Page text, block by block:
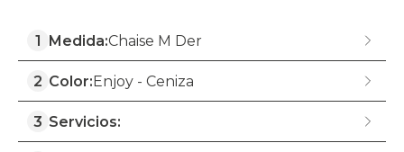
1 Medida:Chaise M Der
2 Color: Enjoy - Ceniza
3 Servicios: